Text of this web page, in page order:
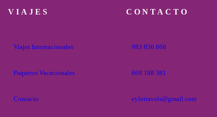
VIAJES
Viajes Internacionales
Paquetes Vacacionales
Contacto
CONTACTO
983 856 868
669 188 381
eylotravels@gmail.com